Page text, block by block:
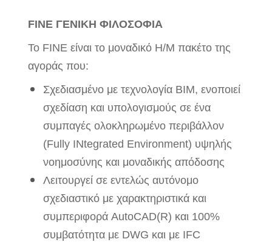
FINE ΓΕΝΙΚΗ ΦΙΛΟΣΟΦΙΑ
Το FINE είναι το μοναδικό Η/Μ πακέτο της
αγοράς που:
Σχεδιασμένο με τεχνολογία BIM, ενοποιεί
σχεδίαση και υπολογισμούς σε ένα
συμπαγές ολοκληρωμένο περιβάλλον
(Fully INtegrated Environment) υψηλής
νοημοσύνης και μοναδικής απόδοσης
Λειτουργεί σε εντελώς αυτόνομο
σχεδιαστικό με χαρακτηριστικά και
συμπεριφορά AutoCAD(R) και 100%
συμβατότητα με DWG και με IFC